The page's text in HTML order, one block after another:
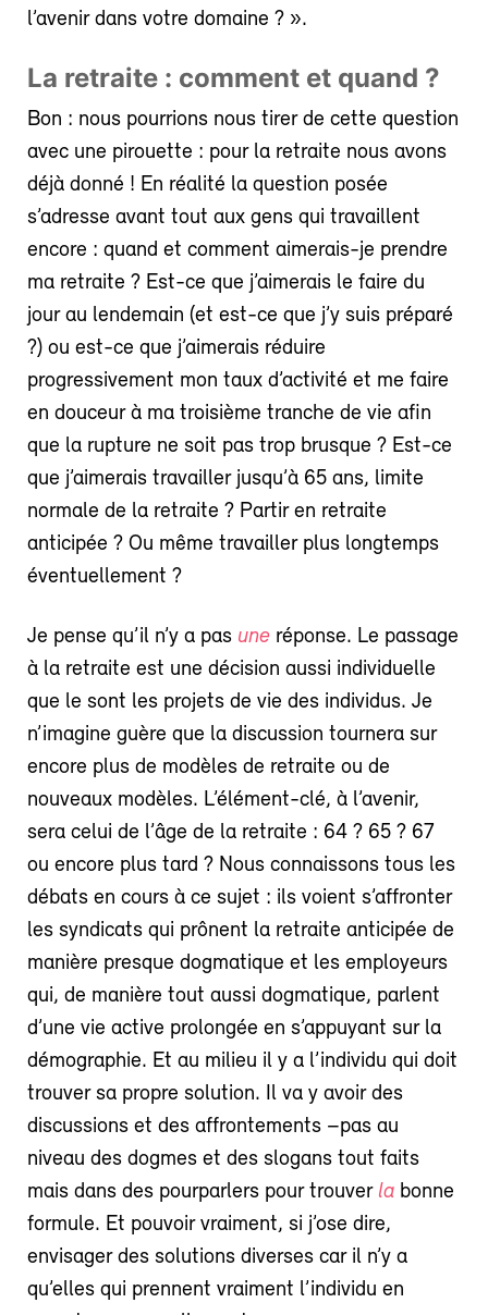
l’avenir dans votre domaine ? ».
La retraite : comment et quand ?
Bon : nous pourrions nous tirer de cette question
avec une pirouette : pour la retraite nous avons
déjà donné ! En réalité la question posée
s’adresse avant tout aux gens qui travaillent
encore : quand et comment aimerais-je prendre
ma retraite ? Est-ce que j’aimerais le faire du
jour au lendemain (et est-ce que j’y suis préparé
?) ou est-ce que j’aimerais réduire
progressivement mon taux d’activité et me faire
en douceur à ma troisième tranche de vie afin
que la rupture ne soit pas trop brusque ? Est-ce
que j’aimerais travailler jusqu’à 65 ans, limite
normale de la retraite ? Partir en retraite
anticipée ? Ou même travailler plus longtemps
éventuellement ?
Je pense qu’il n’y a pas une réponse. Le passage
à la retraite est une décision aussi individuelle
que le sont les projets de vie des individus. Je
n’imagine guère que la discussion tournera sur
encore plus de modèles de retraite ou de
nouveaux modèles. L’élément-clé, à l’avenir,
sera celui de l’âge de la retraite : 64 ? 65 ? 67
ou encore plus tard ? Nous connaissons tous les
débats en cours à ce sujet : ils voient s’affronter
les syndicats qui prônent la retraite anticipée de
manière presque dogmatique et les employeurs
qui, de manière tout aussi dogmatique, parlent
d’une vie active prolongée en s’appuyant sur la
démographie. Et au milieu il y a l’individu qui doit
trouver sa propre solution. Il va y avoir des
discussions et des affrontements –pas au
niveau des dogmes et des slogans tout faits
mais dans des pourparlers pour trouver la bonne
formule. Et pouvoir vraiment, si j’ose dire,
envisager des solutions diverses car il n’y a
qu’elles qui prennent vraiment l’individu en